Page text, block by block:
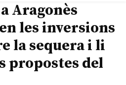
Aragonès
les inversions
la sequera i li
propostes del